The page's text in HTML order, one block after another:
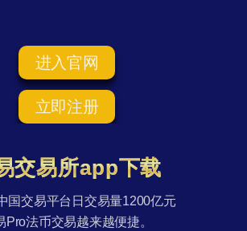
进入官网
立即注册
交易所app下载
国交易平台日交易量1200亿元
Pro法币交易越来越便捷。